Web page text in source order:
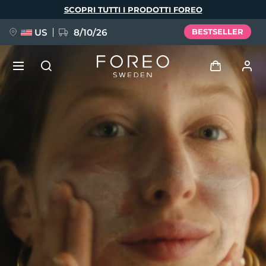
SCOPRI TUTTI I PRODOTTI FOREO
US 8/10/26 BESTSELLER
Profilo utente
I miei dispositivi
I miei ordini
I miei indirizzi
I miei abbonamenti
FAQ™ Pure Beauty-Tech Elixir
issa™ Teeth Whitening Set
Español
Português
Русский
繁體中文